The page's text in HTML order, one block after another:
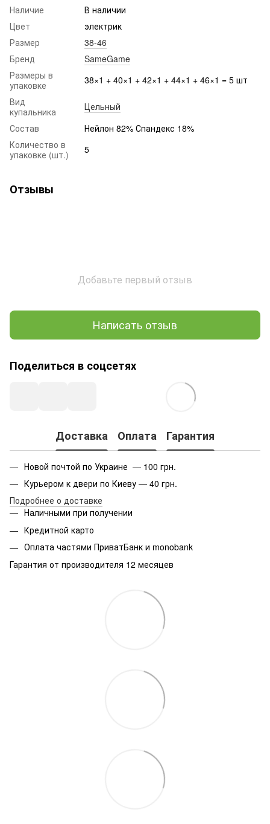
Наличие
В наличии
Цвет
электрик
Размер
38-46
Бренд
SameGame
Размеры в
упаковке
38×1 + 40×1 + 42×1 + 44×1 + 46×1 = 5 шт
Вид
купальника
Цельный
Состав
Нейлон 82% Спандекс 18%
Количество в
упаковке (шт.)
5
Отзывы
Добавьте первый отзыв
Написать отзыв
Поделиться в соцсетях
Доставка Оплата Гарантия
Новой почтой по Украине — 100 грн.
Курьером к двери по Киеву — 40 грн.
Подробнее о доставке
Наличными при получении
Кредитной карто
Оплата частями ПриватБанк и monobank
Гарантия от производителя 12 месяцев